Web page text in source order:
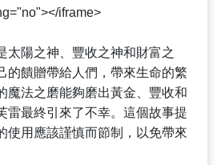
iframe>
太陽之神、豐收之神和財富之
的饋贈帶給人們，帶來生命的繁
魔法之磨能夠磨出黃金、豐收和
雷最終引來了不幸。這個故事提
使用應該謹慎而節制，以免帶來